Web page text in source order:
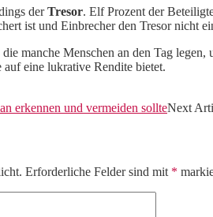
derTresor. Elf Prozent der
ist und Einbrecher den Tresor nicht
manche Menschen an den Tag legen,
eine lukrative Rendite bietet.
erkennen und vermeiden sollteNext
Erforderliche Felder sind mit *